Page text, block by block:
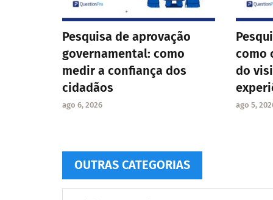
Pesquisa de aprovação
governamental: como
medir a confiança dos
cidadãos
ago 6, 2026
como
do
ago 5,
OUTRAS CATEGORIAS